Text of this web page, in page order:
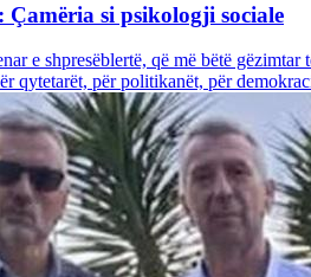
si psikologji sociale
e shpresëblertë, që më bëtë
qytetarët, për politikanët, për